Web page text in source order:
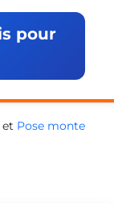
pour
et Pose monte